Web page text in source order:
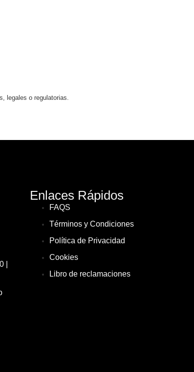
legales o regulatorias.
|
Enlaces Rápidos
FAQS
Términos y Condiciones
Política de Privacidad
Cookies
Libro de reclamaciones